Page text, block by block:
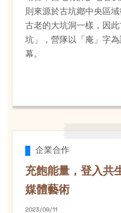
則來源於古坑鄕中央區
古老的大坑洞一樣，因
坑」，營隊以「庵」字
幕。
企業合作
充飽能量，登入共
媒體藝術
2023/09/11